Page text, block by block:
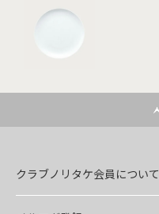
クラブノリタケ会員について